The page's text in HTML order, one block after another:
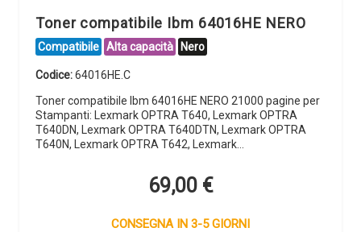
Toner compatibile Ibm 64016HE NERO
Compatibile Alta capacità Nero
Codice:64016HE.C
Toner compatibile Ibm 64016HE NERO 21000 pagine per
Stampanti: Lexmark OPTRA T640, Lexmark OPTRA
T640DN, Lexmark OPTRA T640DTN, Lexmark OPTRA
T640N, Lexmark OPTRA T642, Lexmark…
69,00 €
CONSEGNA IN 3-5 GIORNI